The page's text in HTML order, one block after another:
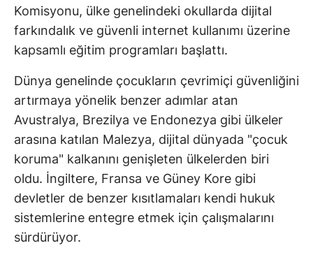
Komisyonu, ülke genelindeki okullarda dijital
farkındalık ve güvenli internet kullanımı üzerine
kapsamlı eğitim programları başlattı.
Dünya genelinde çocukların çevrimiçi güvenliğini
artırmaya yönelik benzer adımlar atan
Avustralya, Brezilya ve Endonezya gibi ülkeler
arasına katılan Malezya, dijital dünyada "çocuk
koruma" kalkanını genişleten ülkelerden biri
oldu. İngiltere, Fransa ve Güney Kore gibi
devletler de benzer kısıtlamaları kendi hukuk
sistemlerine entegre etmek için çalışmalarını
sürdürüyor.